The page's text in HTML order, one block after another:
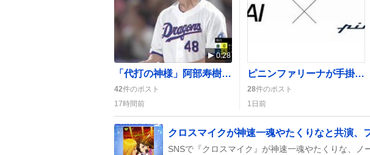
0:28
「代打の神様」阿部寿樹、初球2点タイムリーでドラゴンズ3連勝に貢献
42件のポスト
17時間前
ピニンファリーナが手掛ける次期空港特急が発表、ファンは「激アツ」や「期待しかない」
28件のポスト
1日前